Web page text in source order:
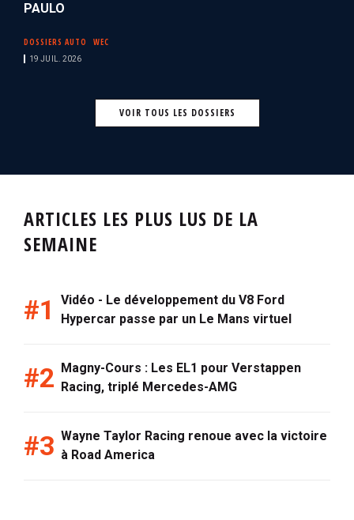
PAULO
DOSSIERS AUTO WEC
19 JUIL. 2026
VOIR TOUS LES DOSSIERS
ARTICLES LES PLUS LUS DE LA
SEMAINE
Vidéo - Le développement du V8 Ford
Hypercar passe par un Le Mans virtuel
Magny-Cours : Les EL1 pour Verstappen
Racing, triplé Mercedes-AMG
Wayne Taylor Racing renoue avec la victoire
à Road America